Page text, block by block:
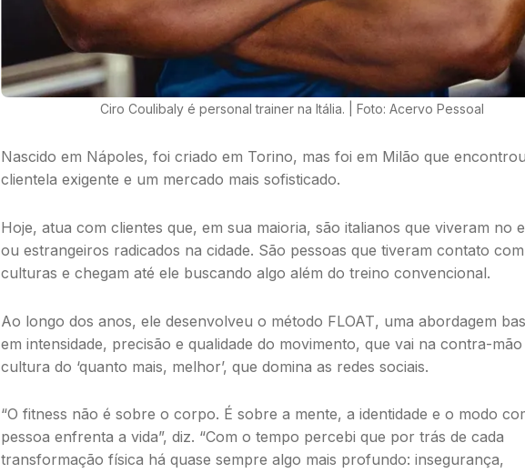
Ciro Coulibaly é personal trainer na Itália. | Foto: Acervo Pessoal
Nascido em Nápoles, foi criado em Torino, mas foi em Milão que
clientela exigente e um mercado mais sofisticado.
Hoje, atua com clientes que, em sua maioria, são italianos que viveram no
ou estrangeiros radicados na cidade. São pessoas que tiveram contato
culturas e chegam até ele buscando algo além do treino convencional.
Ao longo dos anos, ele desenvolveu o método FLOAT, uma abordagem
em intensidade, precisão e qualidade do movimento, que vai na contra-mão
cultura do ‘quanto mais, melhor’, que domina as redes sociais.
“O fitness não é sobre o corpo. É sobre a mente, a identidade e o modo
pessoa enfrenta a vida”, diz. “Com o tempo percebi que por trás de cada
transformação física há quase sempre algo mais profundo: insegurança,